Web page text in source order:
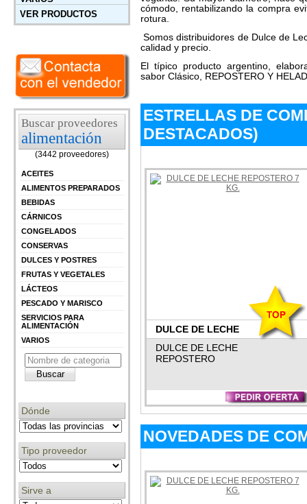
VER PRODUCTOS
Buscar proveedores
alimentación
(3442 proveedores)
ACEITES
ALIMENTOS PREPARADOS
BEBIDAS
CÁRNICOS
CONGELADOS
CONSERVAS
DULCES Y POSTRES
FRUTAS Y VEGETALES
LÁCTEOS
PESCADO Y MARISCO
SERVICIOS PARA
ALIMENTACIÓN
VARIOS
Dónde
Tipo proveedor
Sirve a
cómodo, rentabilizando la compra
rotura.
Somos distribuidores de Dulce de
calidad y precio.
El típico producto argentino,
sabor Clásico, REPOSTERO Y
ESTRELLAS DE
DESTACADOS)
DULCE DE LECHE
REPOSTERO 7 KG.
DULCE DE LECHE
REPOSTERO
NOVEDADES DE